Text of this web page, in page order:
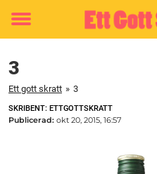
Toggle
3
Ett gott skratt » 3
SKRIBENT: ETTGOTTSKRATT
Publicerad: okt 20, 2015, 16:57